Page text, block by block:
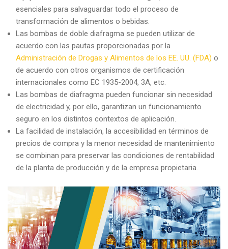
esenciales para salvaguardar todo el proceso de
transformación de alimentos o bebidas.
Las bombas de doble diafragma se pueden utilizar de
acuerdo con las pautas proporcionadas por la
Administración de Drogas y Alimentos de los EE. UU. (FDA) o
de acuerdo con otros organismos de certificación
internacionales como EC 1935-2004, 3A, etc.
Las bombas de diafragma pueden funcionar sin necesidad
de electricidad y, por ello, garantizan un funcionamiento
seguro en los distintos contextos de aplicación.
La facilidad de instalación, la accesibilidad en términos de
precios de compra y la menor necesidad de mantenimiento
se combinan para preservar las condiciones de rentabilidad
de la planta de producción y de la empresa propietaria.